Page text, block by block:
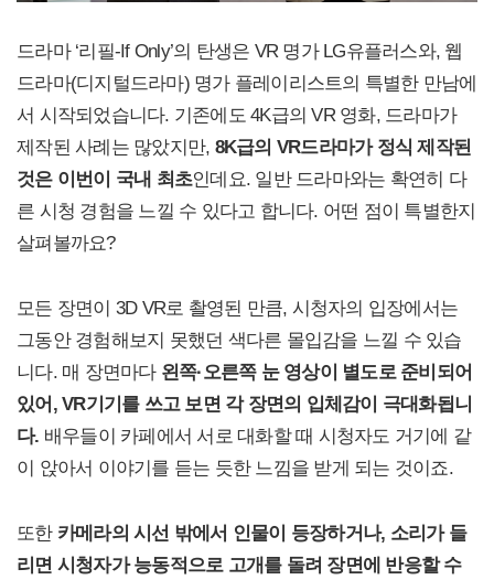
드라마 ‘리필-If Only’의 탄생은 VR 명가 LG유플러스와, 웹
드라마(디지털드라마) 명가 플레이리스트의 특별한 만남에
서 시작되었습니다. 기존에도 4K급의 VR 영화, 드라마가
제작된 사례는 많았지만, 8K급의 VR드라마가 정식 제작된
것은 이번이 국내 최초인데요. 일반 드라마와는 확연히 다
른 시청 경험을 느낄 수 있다고 합니다. 어떤 점이 특별한지
살펴볼까요?
모든 장면이 3D VR로 촬영된 만큼, 시청자의 입장에서는
그동안 경험해보지 못했던 색다른 몰입감을 느낄 수 있습
니다. 매 장면마다 왼쪽·오른쪽 눈 영상이 별도로 준비되어
있어, VR기기를 쓰고 보면 각 장면의 입체감이 극대화됩니
다. 배우들이 카페에서 서로 대화할 때 시청자도 거기에 같
이 앉아서 이야기를 듣는 듯한 느낌을 받게 되는 것이죠.
또한 카메라의 시선 밖에서 인물이 등장하거나, 소리가 들
리면 시청자가 능동적으로 고개를 돌려 장면에 반응할 수